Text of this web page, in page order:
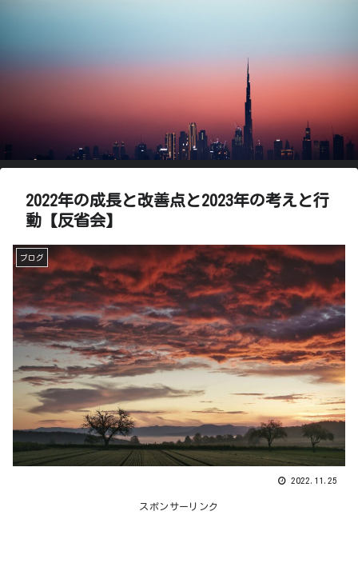
2022年の成長と改善点と2023年の考えと行
動【反省会】
ブログ
2022.11.25
スポンサーリンク